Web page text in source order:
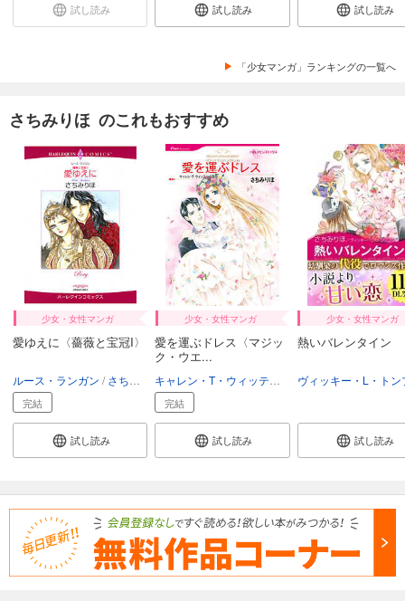
試し読み 試し読み 試し読み
「少女マンガ」ランキングの一覧へ
さちみりほ のこれもおすすめ
少女・女性マンガ
愛ゆえに〈薔薇と宝冠I〉
ルース・ランガン さちみりほ
完結
試し読み
少女・女性マンガ
愛を運ぶドレス〈マジッ
ク・ウエ...
さちみりほ
完結
試し読み
少女・女性マンガ
熱いバレンタイン
試し読み